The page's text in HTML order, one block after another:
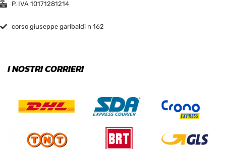
P. IVA 10171281214
corso giuseppe garibaldi n 162
I NOSTRI CORRIERI